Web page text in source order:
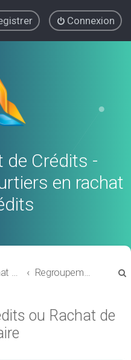
Connexion
de Crédits -
en rachat
Forum Rachat de Crédits Regroupement de crédits ou Rachat de Crédits pour Propriétaire
ou Rachat de